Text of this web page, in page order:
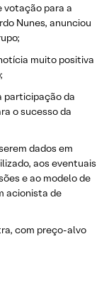
votação para a
Nunes, anunciou
muito positiva
participação da
o sucesso da
dados em
aos eventuais
e ao modelo de
acionista de
com preço-alvo